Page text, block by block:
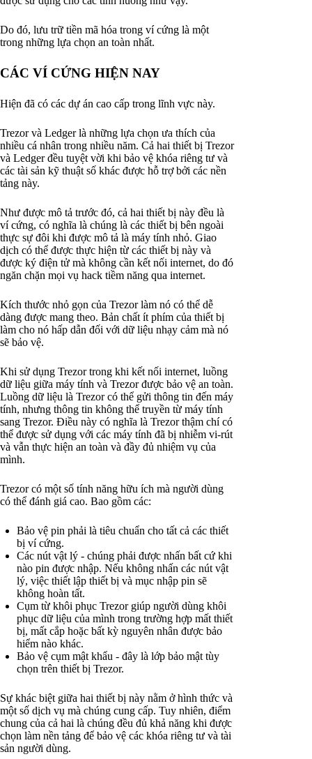
Do đó, lưu trữ tiền mã hóa trong ví cứng là một
trong những lựa chọn an toàn nhất.
CÁC VÍ CỨNG HIỆN NAY
Hiện đã có các dự án cao cấp trong lĩnh vực này.
Trezor và Ledger là những lựa chọn ưa thích của
nhiều cá nhân trong nhiều năm. Cả hai thiết bị Trezor
và Ledger đều tuyệt vời khi bảo vệ khóa riêng tư và
các tài sản kỹ thuật số khác được hỗ trợ bởi các nền
tảng này.
Như được mô tả trước đó, cả hai thiết bị này đều là
ví cứng, có nghĩa là chúng là các thiết bị bên ngoài
thực sự đôi khi được mô tả là máy tính nhỏ. Giao
dịch có thể được thực hiện từ các thiết bị này và
được ký điện tử mà không cần kết nối internet, do đó
ngăn chặn mọi vụ hack tiềm năng qua internet.
Kích thước nhỏ gọn của Trezor làm nó có thể dễ
dàng được mang theo. Bản chất ít phím của thiết bị
làm cho nó hấp dẫn đối với dữ liệu nhạy cảm mà nó
sẽ bảo vệ.
Khi sử dụng Trezor trong khi kết nối internet, luồng
dữ liệu giữa máy tính và Trezor được bảo vệ an toàn.
Luồng dữ liệu là Trezor có thể gửi thông tin đến máy
tính, nhưng thông tin không thể truyền từ máy tính
sang Trezor. Điều này có nghĩa là Trezor thậm chí có
thể được sử dụng với các máy tính đã bị nhiễm vi-rút
và vẫn thực hiện an toàn và đầy đủ nhiệm vụ của
mình.
Trezor có một số tính năng hữu ích mà người dùng
có thể đánh giá cao. Bao gồm các:
Bảo vệ pin phải là tiêu chuẩn cho tất cả các thiết
bị ví cứng.
Các nút vật lý - chúng phải được nhấn bất cứ khi
nào pin được nhập. Nếu không nhấn các nút vật
lý, việc thiết lập thiết bị và mục nhập pin sẽ
không hoàn tất.
Cụm từ khôi phục Trezor giúp người dùng khôi
phục dữ liệu của mình trong trường hợp mất thiết
bị, mất cắp hoặc bất kỳ nguyên nhân được bảo
hiểm nào khác.
Bảo vệ cụm mật khẩu - đây là lớp bảo mật tùy
chọn trên thiết bị Trezor.
Sự khác biệt giữa hai thiết bị này nằm ở hình thức và
một số dịch vụ mà chúng cung cấp. Tuy nhiên, điểm
chung của cả hai là chúng đều đủ khả năng khi được
chọn làm nền tảng để bảo vệ các khóa riêng tư và tài
sản người dùng.